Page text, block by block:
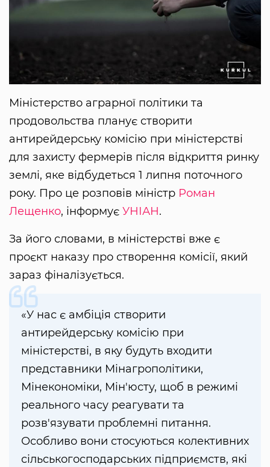
Міністерство аграрної політики та
продовольства планує створити
антирейдерську комісію при міністерстві
для захисту фермерів після відкриття ринку
землі, яке відбудеться 1 липня поточного
року. Про це розповів міністр Роман
Лещенко, інформує УНІАН.
За його словами, в міністерстві вже є
проєкт наказу про створення комісії, який
зараз фіналізується.
«У нас є амбіція створити
антирейдерську комісію при
міністерстві, в яку будуть входити
представники Мінагрополітики,
Мінекономіки, Мін'юсту, щоб в режимі
реального часу реагувати та
розв'язувати проблемні питання.
Особливо вони стосуються колективних
сільськогосподарських підприємств, які